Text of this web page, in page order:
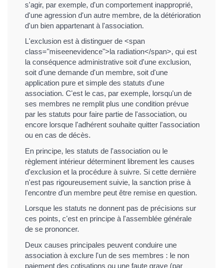
s'agir, par exemple, d'un comportement inapproprié,
d'une agression d'un autre membre, de la détérioration
d'un bien appartenant à l'association.
L'exclusion est à distinguer de <span
class="miseenevidence">la radiation</span>, qui est
la conséquence administrative soit d'une exclusion,
soit d'une demande d'un membre, soit d'une
application pure et simple des statuts d'une
association. C'est le cas, par exemple, lorsqu'un de
ses membres ne remplit plus une condition prévue
par les statuts pour faire partie de l'association, ou
encore lorsque l'adhérent souhaite quitter l'association
ou en cas de décès.
En principe, les statuts de l'association ou le
règlement intérieur déterminent librement les causes
d'exclusion et la procédure à suivre. Si cette dernière
n'est pas rigoureusement suivie, la sanction prise à
l'encontre d'un membre peut être remise en question.
Lorsque les statuts ne donnent pas de précisions sur
ces points, c'est en principe à l'assemblée générale
de se prononcer.
Deux causes principales peuvent conduire une
association à exclure l'un de ses membres : le non
paiement des cotisations ou une faute grave (par